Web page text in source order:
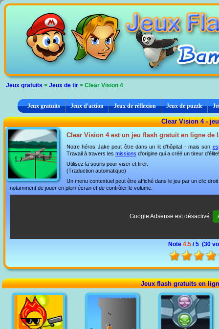
Jeux gratuits > Jeux de tir > Clear Vision 4
Jeux gratuits Jeux d'action Jeux de réflexion Jeux de puzzle
Clear Vision 4 -
Clear Vision 4 est un jeu flash gratuit en ligne de
Notre héros Jake peut être dans un lit d'hôpital - mais son
Travail à travers les missions d'origine qui a créé un tireur
Utilisez la souris pour viser et tirer.
(Traduction automatique)
Un menu contextuel peut être affiché dans le jeu par un clic
notamment de jouer en plein écran et de contrôler le volume.
Google Adsense est désactivé.
Note 4.5 / 5 (30
Jeux flash gratuits en
Panneau de gestion des cookies